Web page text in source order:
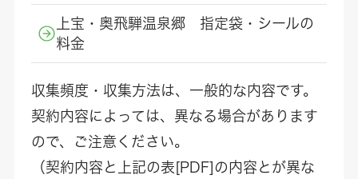
上宝・奥飛騨温泉郷 指定袋・シールの
料金
収集頻度・収集方法は、一般的な内容です。
契約内容によっては、異なる場合があります
ので、ご注意ください。
（契約内容と上記の表[PDF]の内容とが異な